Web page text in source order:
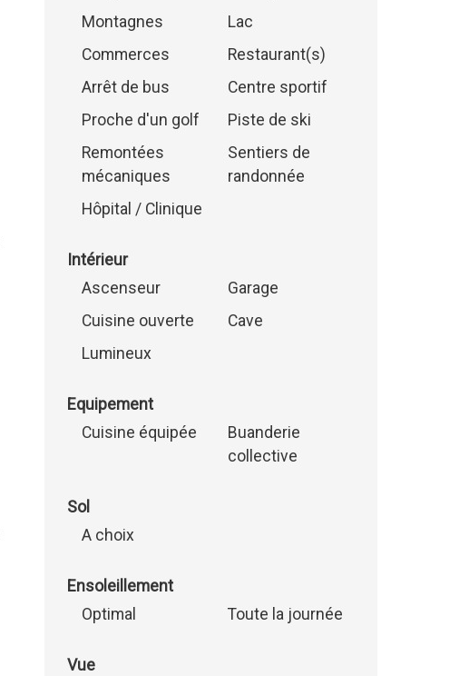
Montagnes
Lac
Commerces
Restaurant(s)
Arrêt de bus
Centre sportif
Proche d'un golf
Piste de ski
Remontées
mécaniques
Sentiers de
randonnée
Hôpital / Clinique
Intérieur
Ascenseur
Garage
Cuisine ouverte
Cave
Lumineux
Equipement
Cuisine équipée
Buanderie
collective
Sol
A choix
Ensoleillement
Optimal
Toute la journée
Vue